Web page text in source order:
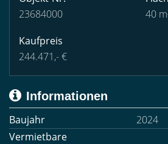
23684000
40
Kaufpreis
244.471,- €
Informationen
Baujahr
2024
Vermietbare